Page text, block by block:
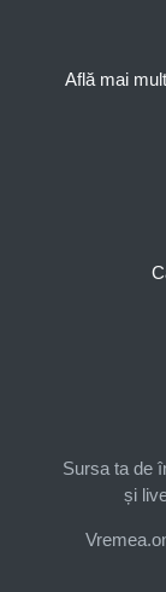
Sursa ta de
și
Află mai